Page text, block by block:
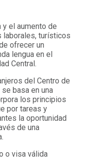
el aumento de
laborales, turísticos
ofrecer un
lengua en el
Central.
del Centro de
basa en una
los principios
por tareas y
la oportunidad
de una
o visa válida